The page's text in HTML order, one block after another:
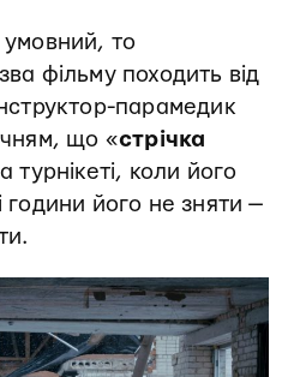
то
фільму походить від
парамедик
що «стрічка
турнікеті, коли його
його не зняти —